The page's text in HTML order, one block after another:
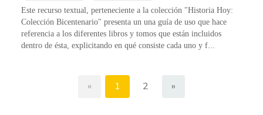
Este recurso textual, perteneciente a la colección "Historia Hoy:
Colección Bicentenario" presenta un una guía de uso que hace
referencia a los diferentes libros y tomos que están incluidos
dentro de ésta, explicitando en qué consiste cada uno y f...
« 1 2 »